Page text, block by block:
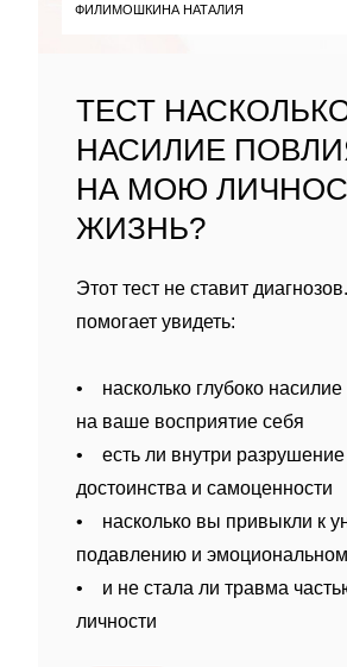
ФИЛИМОШКИНА НАТАЛИЯ
ТЕСТ
НАСИЛИЕ
НА МОЮ
ЖИЗНЬ?
Этот тест не ставит
помогает увидеть:
• насколько глубоко
на ваше восприятие себя
• есть ли внутри разрушение
достоинства и самоценности
• насколько вы привыкли к
подавлению и
• и не стала ли травма
личности